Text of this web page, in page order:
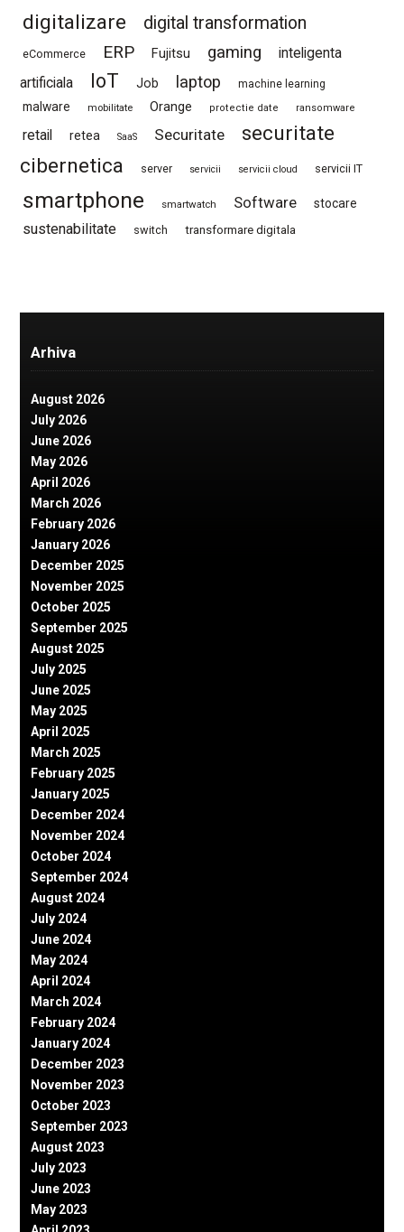
digitalizare digital transformation
eCommerce ERP Fujitsu gaming
inteligenta
artificiala
IoT Job laptop machine learning
malware mobilitate Orange protectie date ransomware
retail retea SaaS Securitate
securitate
cibernetica
server servicii servicii cloud servicii IT
smartphone smartwatch Software stocare
sustenabilitate switch transformare digitala
Arhiva
August 2026
July 2026
June 2026
May 2026
April 2026
March 2026
February 2026
January 2026
December 2025
November 2025
October 2025
September 2025
August 2025
July 2025
June 2025
May 2025
April 2025
March 2025
February 2025
January 2025
December 2024
November 2024
October 2024
September 2024
August 2024
July 2024
June 2024
May 2024
April 2024
March 2024
February 2024
January 2024
December 2023
November 2023
October 2023
September 2023
August 2023
July 2023
June 2023
May 2023